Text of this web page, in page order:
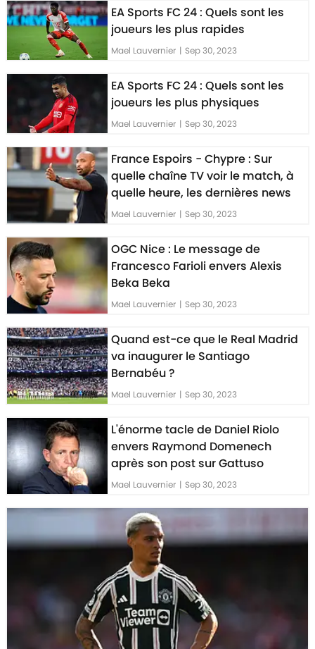
EA Sports FC 24 : Quels sont les
joueurs les plus rapides
Mael Lauvernier | Sep 30, 2023
EA Sports FC 24 : Quels sont les
joueurs les plus physiques
Mael Lauvernier | Sep 30, 2023
France Espoirs - Chypre : Sur
quelle chaîne TV voir le match, à
quelle heure, les dernières news
Mael Lauvernier | Sep 30, 2023
OGC Nice : Le message de
Francesco Farioli envers Alexis
Beka Beka
Mael Lauvernier | Sep 30, 2023
Quand est-ce que le Real Madrid
va inaugurer le Santiago
Bernabéu ?
Mael Lauvernier | Sep 30, 2023
L'énorme tacle de Daniel Riolo
envers Raymond Domenech
après son post sur Gattuso
Mael Lauvernier | Sep 30, 2023